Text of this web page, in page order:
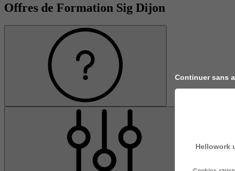
Offres de Formation Sig Dijon
Continuer sans
Hellowork